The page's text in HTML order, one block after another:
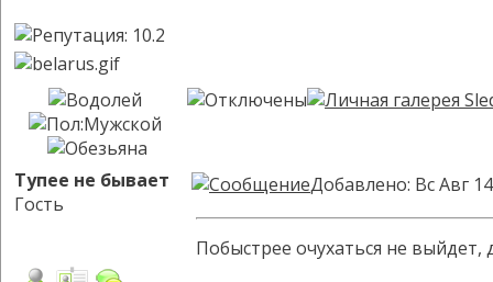
Тупее не бывает
Гость
Добавлено: Вс Авг
Побыстрее очухаться не